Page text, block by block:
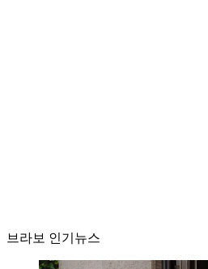
브라보 인기뉴스